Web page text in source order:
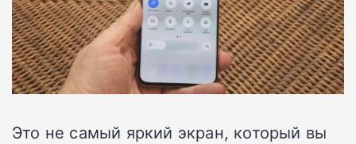
Это не самый яркий экран, который вы